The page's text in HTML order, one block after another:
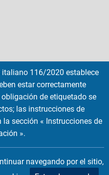
Español
All rights reserved.
OF THE DEXXON GROUP.
italiano 116/2020 establece
estar correctamente
de etiquetado se
las instrucciones de
sección « Instrucciones de
».
navegando por el sitio,